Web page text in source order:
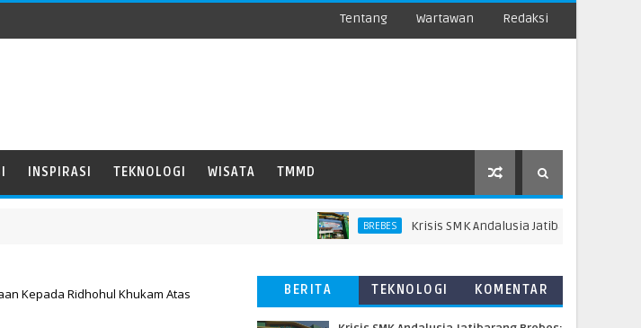
Tentang Wartawan Redaksi
INSPIRASI TEKNOLOGI WISATA TMMD
BREBES Krisis SMK Andalusia Jatibarang Brebes:
Kepada Ridhohul Khukam Atas
BERITA
TERBARU
TEKNOLOGI
KOMENTAR